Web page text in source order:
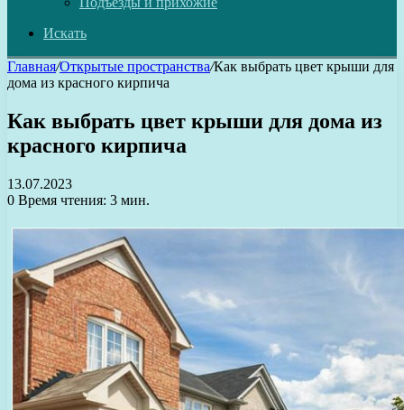
Искать
Главная/Открытые пространства/Как выбрать цвет крыши для
дома из красного кирпича
Как выбрать цвет крыши для дома из
красного кирпича
13.07.2023
0 Время чтения: 3 мин.